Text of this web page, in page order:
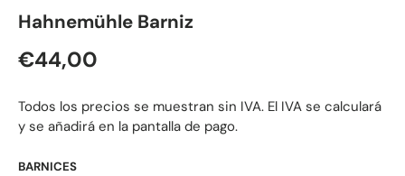
Hahnemühle Barniz
Precio normal
€44,00
Todos los precios se muestran sin IVA. El IVA se calculará
y se añadirá en la pantalla de pago.
BARNICES